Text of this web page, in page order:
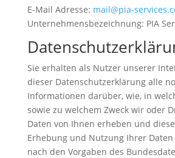
E-Mail Adresse: mail@pia-
Unternehmensbezeichnung: PIA
Sie erhalten als Nutzer unserer
dieser Datenschutzerklärung alle
Informationen darüber, wie, in
sowie zu welchem Zweck wir oder
Daten von Ihnen erheben und
Erhebung und Nutzung Ihrer
nach den Vorgaben des